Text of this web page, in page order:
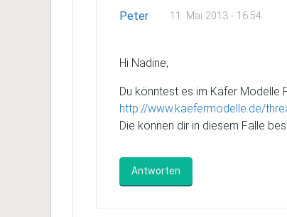
Peter 11. Mai 2013 - 16:54
Hi Nadine,
Du könntest es im Käfer Modelle
http://www.kaefermodelle.de/
Die können dir in diesem Falle
Antworten